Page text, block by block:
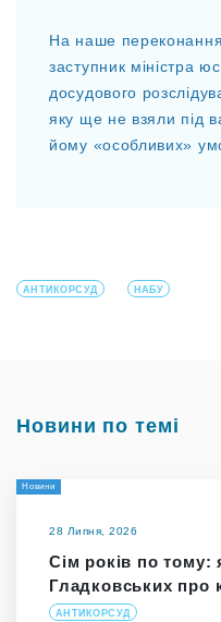
На наше
заступник міністра
досудового
яку ще не взяли під
йому «особливих»
АНТИКОРСУД НАБУ
Новини по темі
Новини
28 Липня, 2026
Сім років по тому:
Гладковських про
АНТИКОРСУД